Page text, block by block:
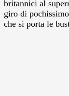
britannici al
giro di
che si porta le